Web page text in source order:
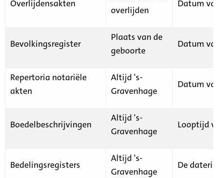
Overlijdensakten
overlijden
Datum
Bevolkingsregister
Plaats van de
geboorte
Datum
Repertoria notariële
akten
Altijd 's-
Gravenhage
Datum
Boedelbeschrijvingen
Altijd 's-
Gravenhage
Looptijd
Bedelingsregisters
Altijd 's-
Gravenhage
De